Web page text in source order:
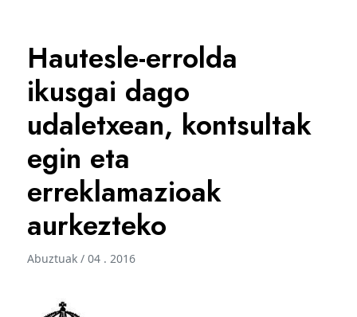
Hautesle-errolda
ikusgai dago
udaletxean, kontsultak
egin eta
erreklamazioak
aurkezteko
Abuztuak / 04 . 2016